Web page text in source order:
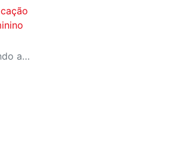
A equipe entra na rodada decisiva dependendo apenas de seus próprios resultados para avançar ao mata-mata